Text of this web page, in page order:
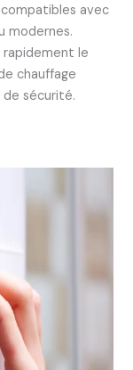
avec
modernes.
le
chauffage
de sécurité.